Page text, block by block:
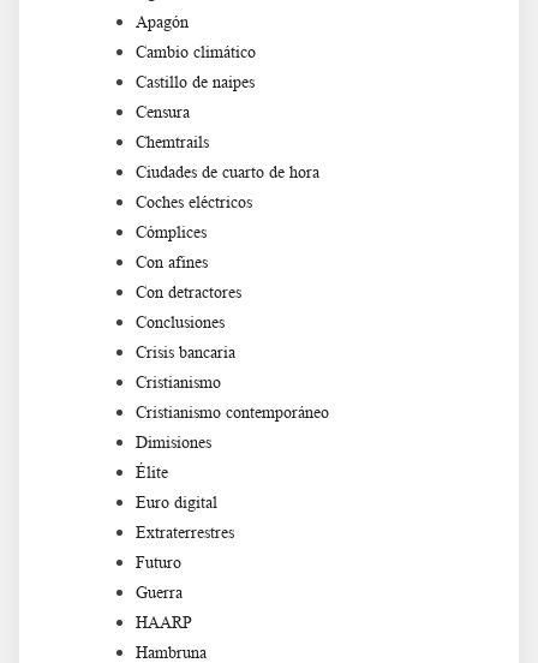
Apagón
Cambio climático
Castillo de naipes
Censura
Chemtrails
Ciudades de cuarto de hora
Coches eléctricos
Cómplices
Con afines
Con detractores
Conclusiones
Crisis bancaria
Cristianismo
Cristianismo contemporáneo
Dimisiones
Élite
Euro digital
Extraterrestres
Futuro
Guerra
HAARP
Hambruna